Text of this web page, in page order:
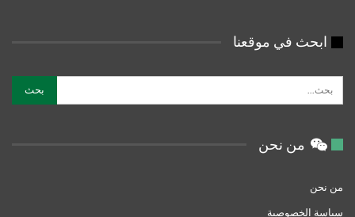
ابحث في موقعنا
من نحن
من نحن
سياسة الخصوصية